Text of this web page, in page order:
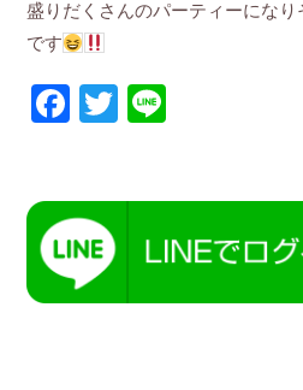
盛りだくさんのパーティーにな
です
Facebook
Twitter